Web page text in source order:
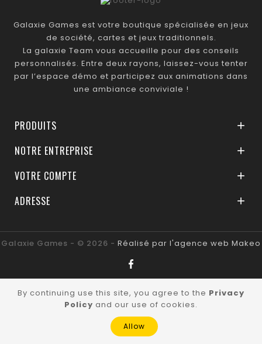
Galaxie Games est votre boutique spécialisée en jeux
de société, cartes et jeux traditionnels.
La galaxie Team vous accueille pour des conseils
personnalisés. Entre deux rayons, laissez-vous tenter
par l’espace démo et participez aux animations dans
une ambiance conviviale !
PRODUITS 
NOTRE ENTREPRISE 
VOTRE COMPTE 
ADRESSE 
Galaxie Games - © 2026 - Réalisé par l'agence web Makeo
By continuing use this site, you agree to the Privacy
Policy and our use of cookies.
Allow